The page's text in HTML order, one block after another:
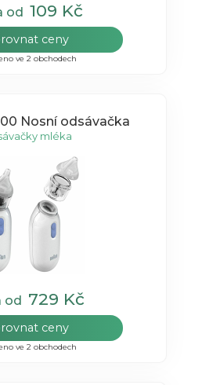
od 109 Kč
ceny
ve 2 obchodech
Nosní odsávačka
mléka
od 729 Kč
ceny
ve 2 obchodech